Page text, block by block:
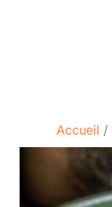
Accueil